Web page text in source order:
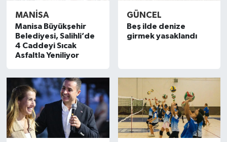
MANISA
Manisa Büyükşehir
Belediyesi, Salihli’de
4 Caddeyi Sıcak
Asfaltla Yeniliyor
GÜNCEL
Beş ilde denize
girmek yasaklandı